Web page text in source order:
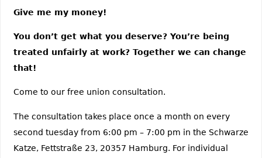
Give me my money!
You don’t get what you deserve? You’re being
treated unfairly at work? Together we can change
that!
Come to our free union consultation.
The consultation takes place once a month on every
second tuesday from 6:00 pm – 7:00 pm in the Schwarze
Katze, Fettstraße 23, 20357 Hamburg. For individual